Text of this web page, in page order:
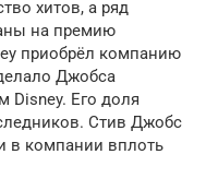
хитов, а ряд
на премию
приобрёл компанию
Джобса
Disney. Его доля
Стив Джобс
в компании вплоть